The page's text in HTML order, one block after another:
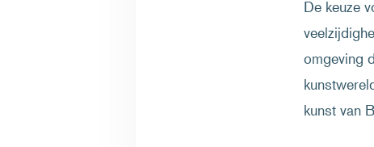
De keuze
omgeving
kunst van